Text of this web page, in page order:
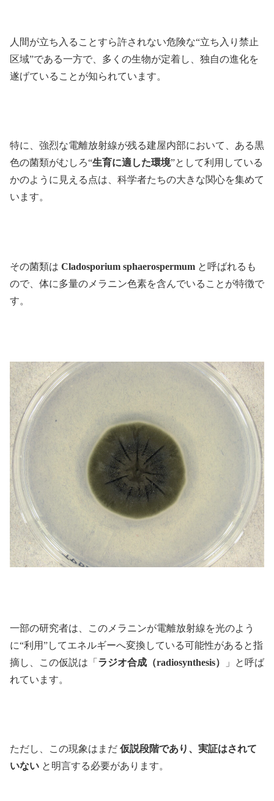
人間が立ち入ることすら許されない危険な“立ち入り禁止
区域”である一方で、多くの生物が定着し、独自の進化を
遂げていることが知られています。
特に、強烈な電離放射線が残る建屋内部において、ある黒
色の菌類がむしろ“生育に適した環境”として利用している
かのように見える点は、科学者たちの大きな関心を集めて
います。
その菌類は Cladosporium sphaerospermum と呼ばれるも
ので、体に多量のメラニン色素を含んでいることが特徴で
す。
一部の研究者は、このメラニンが電離放射線を光のよう
に“利用”してエネルギーへ変換している可能性があると指
摘し、この仮説は「 ラジオ合成（radiosynthesis）
」と呼ば
れています。
ただし、この現象はまだ 仮説段階であり、実証はされて
いない と明言する必要があります。